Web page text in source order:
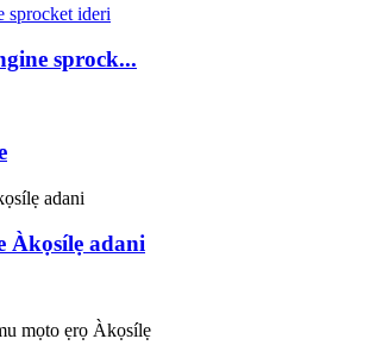
sprock...
Àkọsílẹ adani
mọto ẹrọ Àkọsílẹ